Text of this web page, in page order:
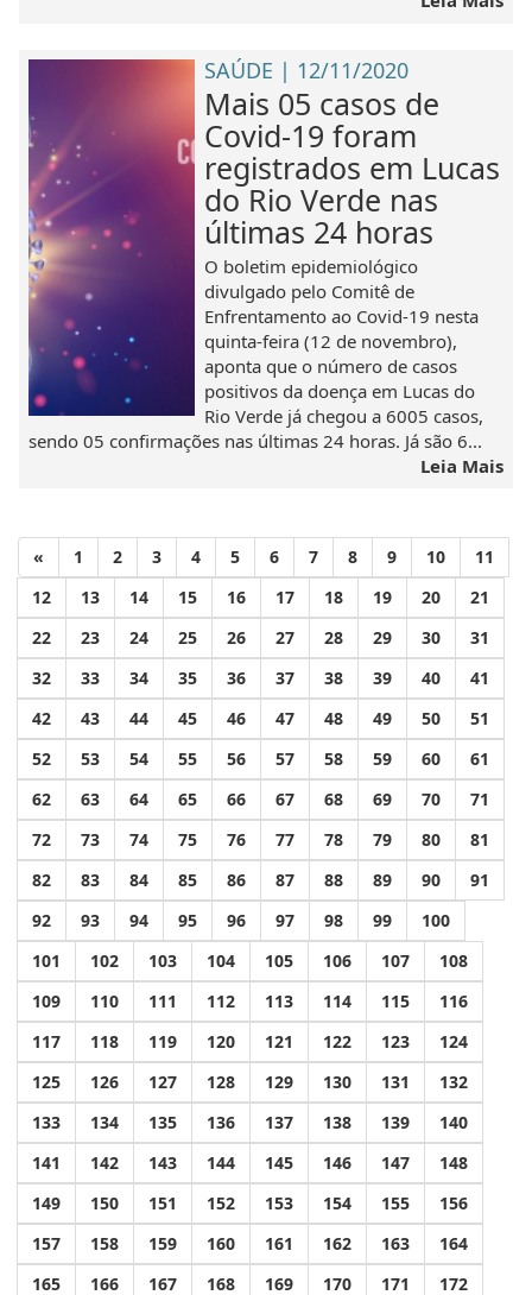
SAÚDE | 12/11/2020
Mais 05 casos de
Covid-19 foram
registrados em Lucas
do Rio Verde nas
últimas 24 horas
O boletim epidemiológico
divulgado pelo Comitê de
Enfrentamento ao Covid-19 nesta
quinta-feira (12 de novembro),
aponta que o número de casos
positivos da doença em Lucas do
Rio Verde já chegou a 6005 casos,
sendo 05 confirmações nas últimas 24 horas. Já são 6...
Leia Mais
« 1 2 3 4 5 6 7 8 9 10
11
12
13 14 15 16 17 18 19 20
21
22
23 24 25 26 27 28 29 30
31
32
33 34 35 36 37 38 39 40
41
42
43 44 45 46 47 48 49 50
51
52
53 54 55 56 57 58 59 60
61
62
63 64 65 66 67 68 69 70
71
72
73 74 75 76 77 78 79 80
81
82
83 84 85 86 87 88 89 90
91
92
93 94 95 96 97 98 99
100
101
102 103 104 105 106 107
108
109
110 111 112 113 114 115
116
117
118 119 120 121 122 123
124
125
126 127 128 129 130 131
132
133
134 135 136 137 138 139
140
141
142 143 144 145 146 147
148
149
150 151 152 153 154 155
156
157
158 159 160 161 162 163
164
165
166 167 168 169 170 171 172